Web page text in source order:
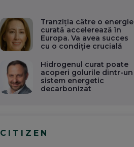
Tranziția către o energie
curată accelerează în
Europa. Va avea succes
cu o condiție crucială
Hidrogenul curat poate
acoperi golurile dintr-un
sistem energetic
decarbonizat
CITIZEN